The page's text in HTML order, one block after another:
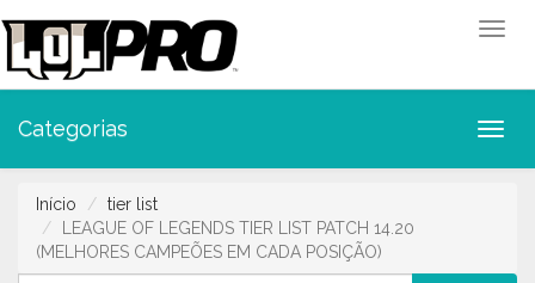
Categorias
Início
tier list
LEAGUE OF LEGENDS TIER LIST PATCH 14.20
(MELHORES CAMPEÕES EM CADA POSIÇÃO)